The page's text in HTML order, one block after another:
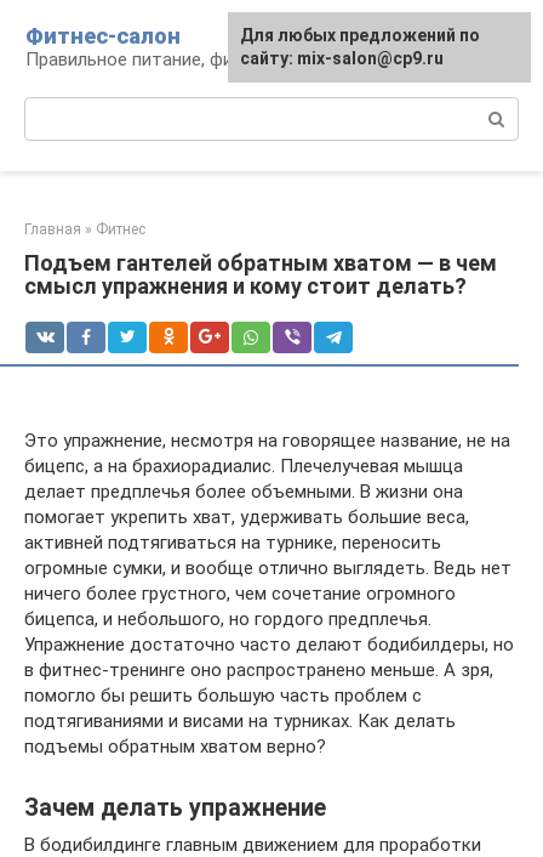
контенту
Фитнес-салон
Правильное питание, фитнес, образ жизни
Главная » Фитнес
Подъем гантелей обратным хватом — в чем
смысл упражнения и кому стоит делать?
Это упражнение, несмотря на говорящее название, не на
бицепс, а на брахиорадиалис. Плечелучевая мышца
делает предплечья более объемными. В жизни она
помогает укрепить хват, удерживать большие веса,
активней подтягиваться на турнике, переносить
огромные сумки, и вообще отлично выглядеть. Ведь нет
ничего более грустного, чем сочетание огромного
бицепса, и небольшого, но гордого предплечья.
Упражнение достаточно часто делают бодибилдеры, но
в фитнес-тренинге оно распространено меньше. А зря,
помогло бы решить большую часть проблем с
подтягиваниями и висами на турниках. Как делать
подъемы обратным хватом верно?
Зачем делать упражнение
В бодибилдинге главным движением для проработки
Для любых предложений по
сайту: mix-salon@cp9.ru